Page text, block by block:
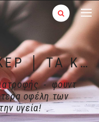
ΦΟΥΝΤ ΜΠΛΌΓΚΕΡ │ ΤΑ ΚΥΡΙΌΤΕΡΑ ΟΦΈΛΗ ΤΩΝ ΑΚΤΙΝΙΔΊΩΝ ΓΙΑ ΤΗΝ ΥΓΕΊΑ!
- φουντ
οφέλη των
υγεία!